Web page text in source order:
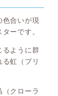
合いが現
ーです。
るように群
虹（プリ
クローラ